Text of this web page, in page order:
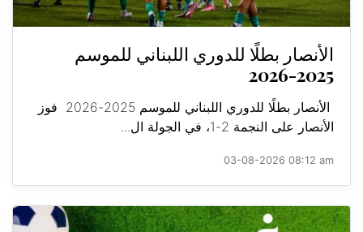
الأنصار بطلًا للدوري اللبناني للموسم
2025-2026
الأنصار بطلًا للدوري اللبناني للموسم 2025-2026 فوز
الأنصار على النجمة 2-1، في الجولة ال...
03-08-2026 08:12 am